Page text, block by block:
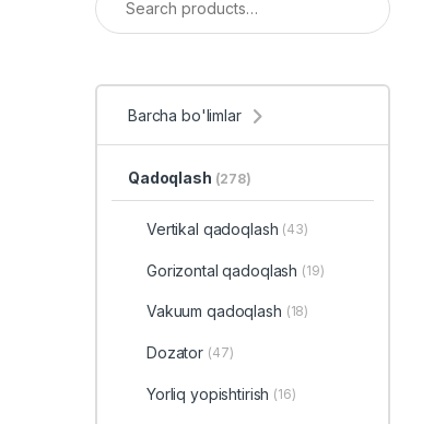
Barcha bo'limlar
Qadoqlash (278)
Vertikal qadoqlash (43)
Gorizontal qadoqlash (19)
Vakuum qadoqlash (18)
Dozator (47)
Yorliq yopishtirish (16)